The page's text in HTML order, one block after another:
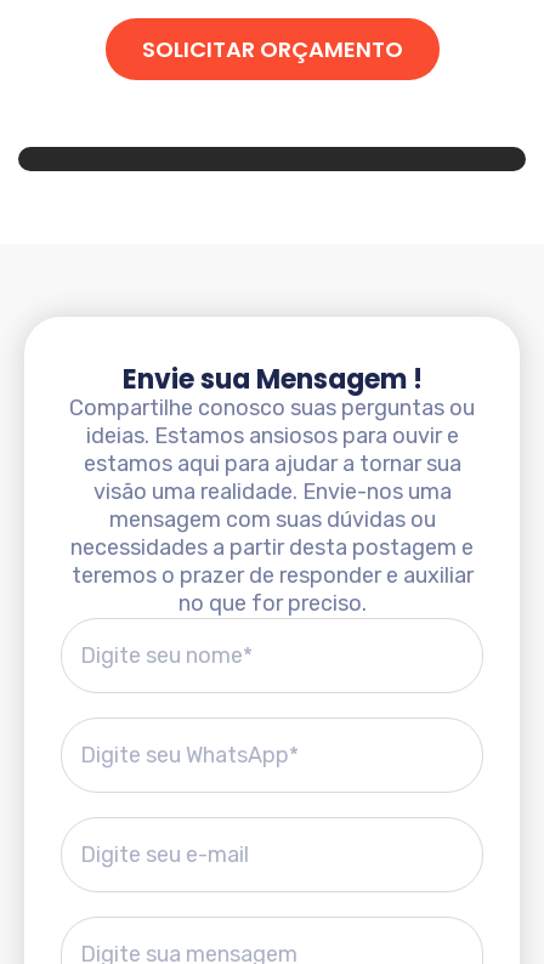
SOLICITAR ORÇAMENTO
Envie sua Mensagem !
Compartilhe conosco suas perguntas ou
ideias. Estamos ansiosos para ouvir e
estamos aqui para ajudar a tornar sua
visão uma realidade. Envie-nos uma
mensagem com suas dúvidas ou
necessidades a partir desta postagem e
teremos o prazer de responder e auxiliar
no que for preciso.